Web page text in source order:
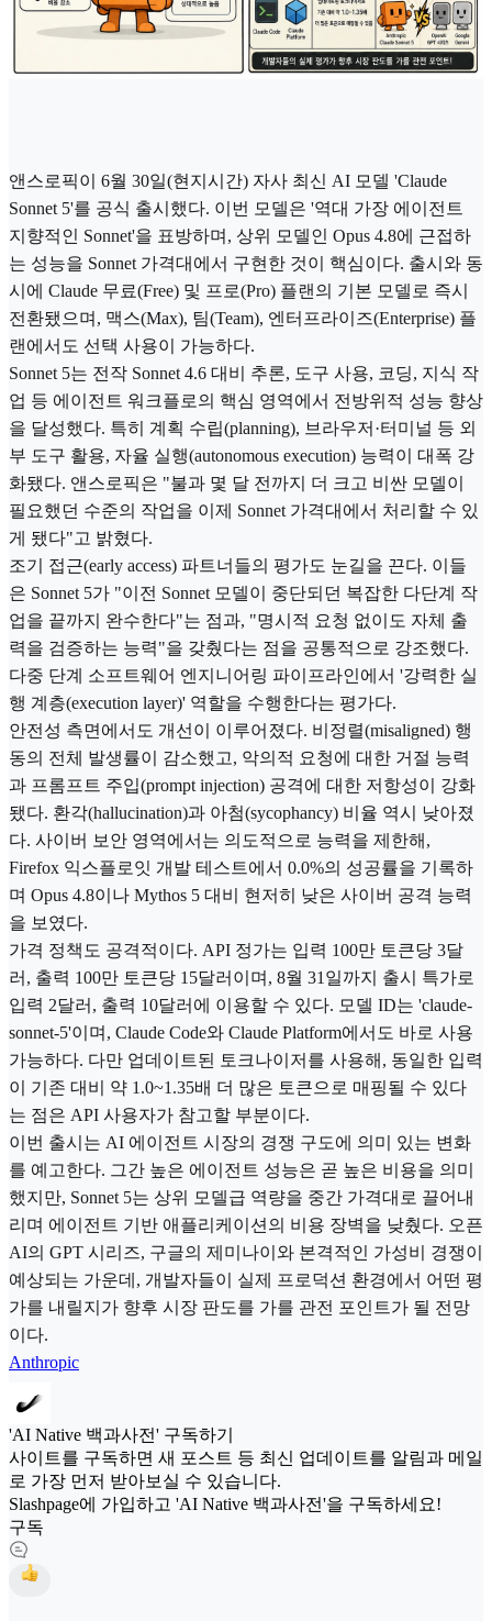
앤스로픽이 6월 30일(현지시간) 자사 최신 AI 모델 'Claude
Sonnet 5'를 공식 출시했다. 이번 모델은 '역대 가장 에이전트
지향적인 Sonnet'을 표방하며, 상위 모델인 Opus 4.8에 근접하
는 성능을 Sonnet 가격대에서 구현한 것이 핵심이다. 출시와 동
시에 Claude 무료(Free) 및 프로(Pro) 플랜의 기본 모델로 즉시
전환됐으며, 맥스(Max), 팀(Team), 엔터프라이즈(Enterprise) 플
랜에서도 선택 사용이 가능하다.
Sonnet 5는 전작 Sonnet 4.6 대비 추론, 도구 사용, 코딩, 지식 작
업 등 에이전트 워크플로의 핵심 영역에서 전방위적 성능 향상
을 달성했다. 특히 계획 수립(planning), 브라우저·터미널 등 외
부 도구 활용, 자율 실행(autonomous execution) 능력이 대폭 강
화됐다. 앤스로픽은 "불과 몇 달 전까지 더 크고 비싼 모델이
필요했던 수준의 작업을 이제 Sonnet 가격대에서 처리할 수 있
게 됐다"고 밝혔다.
조기 접근(early access) 파트너들의 평가도 눈길을 끈다. 이들
은 Sonnet 5가 "이전 Sonnet 모델이 중단되던 복잡한 다단계 작
업을 끝까지 완수한다"는 점과, "명시적 요청 없이도 자체 출
력을 검증하는 능력"을 갖췄다는 점을 공통적으로 강조했다.
다중 단계 소프트웨어 엔지니어링 파이프라인에서 '강력한 실
행 계층(execution layer)' 역할을 수행한다는 평가다.
안전성 측면에서도 개선이 이루어졌다. 비정렬(misaligned) 행
동의 전체 발생률이 감소했고, 악의적 요청에 대한 거절 능력
과 프롬프트 주입(prompt injection) 공격에 대한 저항성이 강화
됐다. 환각(hallucination)과 아첨(sycophancy) 비율 역시 낮아졌
다. 사이버 보안 영역에서는 의도적으로 능력을 제한해,
Firefox 익스플로잇 개발 테스트에서 0.0%의 성공률을 기록하
며 Opus 4.8이나 Mythos 5 대비 현저히 낮은 사이버 공격 능력
을 보였다.
가격 정책도 공격적이다. API 정가는 입력 100만 토큰당 3달
러, 출력 100만 토큰당 15달러이며, 8월 31일까지 출시 특가로
입력 2달러, 출력 10달러에 이용할 수 있다. 모델 ID는 'claude-
sonnet-5'이며, Claude Code와 Claude Platform에서도 바로 사용
가능하다. 다만 업데이트된 토크나이저를 사용해, 동일한 입력
이 기존 대비 약 1.0~1.35배 더 많은 토큰으로 매핑될 수 있다
는 점은 API 사용자가 참고할 부분이다.
이번 출시는 AI 에이전트 시장의 경쟁 구도에 의미 있는 변화
를 예고한다. 그간 높은 에이전트 성능은 곧 높은 비용을 의미
했지만, Sonnet 5는 상위 모델급 역량을 중간 가격대로 끌어내
리며 에이전트 기반 애플리케이션의 비용 장벽을 낮췄다. 오픈
AI의 GPT 시리즈, 구글의 제미나이와 본격적인 가성비 경쟁이
예상되는 가운데, 개발자들이 실제 프로덕션 환경에서 어떤 평
가를 내릴지가 향후 시장 판도를 가를 관전 포인트가 될 전망
이다.
Anthropic
'AI Native 백과사전' 구독하기
사이트를 구독하면 새 포스트 등 최신 업데이트를 알림과 메일
로 가장 먼저 받아보실 수 있습니다.
Slashpage에 가입하고 'AI Native 백과사전'을 구독하세요!
구독